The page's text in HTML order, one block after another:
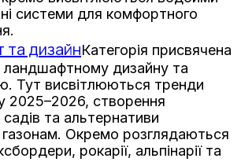
системи для комфортного
дизайнКатегорія присвячена
ландшафтному дизайну та
Тут висвітлюються тренди
2025–2026, створення
та альтернативи
Окремо розглядаються
рокарії, альпінарії та